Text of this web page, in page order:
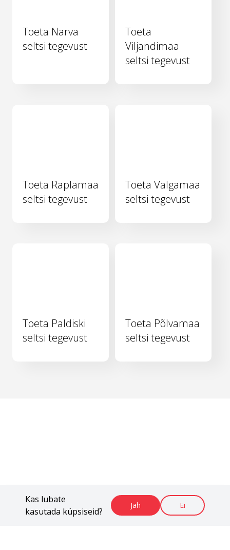
Kas lubate
kasutada küpsiseid?
Jah Ei
Toeta Narva
seltsi tegevust
Toeta
Viljandimaa
seltsi tegevust
Toeta Raplamaa
seltsi tegevust
Toeta Valgamaa
seltsi tegevust
Toeta Paldiski
seltsi tegevust
Toeta Põlvamaa
seltsi tegevust